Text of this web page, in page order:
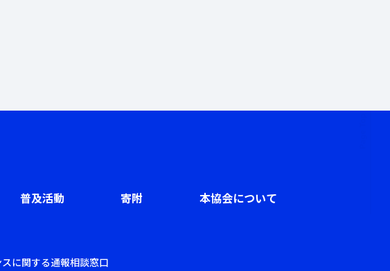
普及活動 寄附 本協会について
に関する通報相談窓口